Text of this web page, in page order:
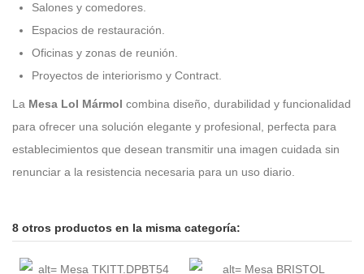
Salones y comedores.
Espacios de restauración.
Oficinas y zonas de reunión.
Proyectos de interiorismo y Contract.
La Mesa Lol Mármol combina diseño, durabilidad y funcionalidad
para ofrecer una solución elegante y profesional, perfecta para
establecimientos que desean transmitir una imagen cuidada sin
renunciar a la resistencia necesaria para un uso diario.
8 otros productos en la misma categoría: